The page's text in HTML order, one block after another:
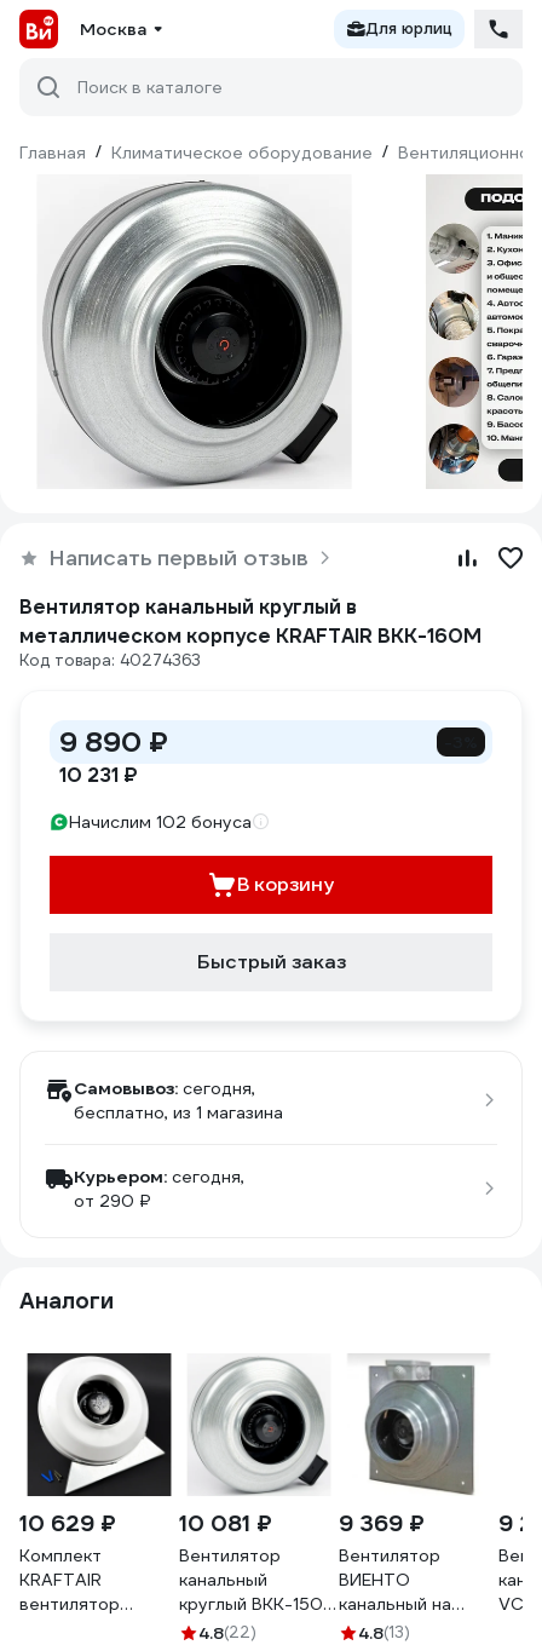
Москва Для юрлиц
Поиск в каталоге
Главная / Климатическое оборудование /
Написать первый отзыв
Вентилятор канальный круглый в
металлическом корпусе KRAFTAIR ВКК-160М
Код товара: 40274363
9 890 ₽
10 231 ₽
Начислим 102 бонуса
В корзину
Быстрый заказ
Самовывоз: сегодня,
бесплатно, из 1 магазина
Курьером: сегодня,
от 290 ₽
Аналоги
10 629 ₽
Комплект
KRAFTAIR
вентилятор
10 081 ₽
Вентилятор
канальный
круглый ВКК-150 в
металлическом
4.8(22)
9 369 ₽
Вентилятор
ВИЕНТО
канальный на
фланце ВКВ-
4.8(13)
9
VC-